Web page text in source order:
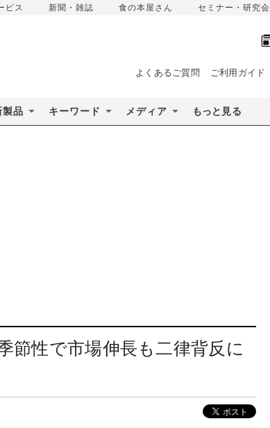
ビス 新聞・雑誌 食の本屋さん セミナー・研究会
よくあるご質問 ご利用ガイド
製品 キーワード メディア もっと見る
節性で市場伸長も二律背反に